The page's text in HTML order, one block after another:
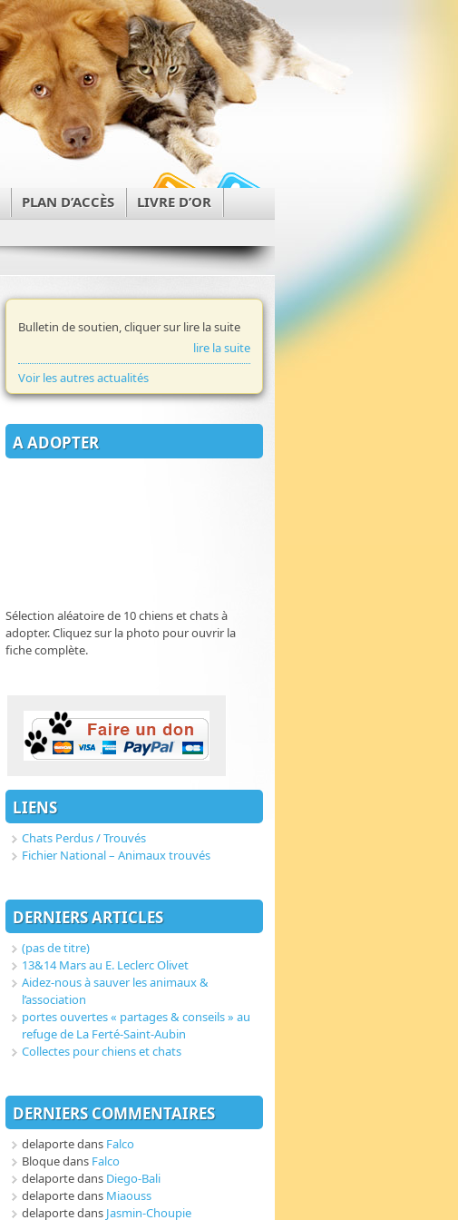
PLAN D’ACCÈS
LIVRE D’OR
Bulletin de soutien, cliquer sur lire la suite
lire la suite
Voir les autres actualités
A ADOPTER
Sélection aléatoire de 10 chiens et chats à
adopter. Cliquez sur la photo pour ouvrir la
fiche complète.
LIENS
Chats Perdus / Trouvés
Fichier National – Animaux trouvés
DERNIERS ARTICLES
(pas de titre)
13&14 Mars au E. Leclerc Olivet
Aidez-nous à sauver les animaux &
l’association
portes ouvertes « partages & conseils » au
refuge de La Ferté-Saint-Aubin
Collectes pour chiens et chats
DERNIERS COMMENTAIRES
delaportedans Falco
Bloquedans Falco
delaportedans Diego-Bali
delaportedans Miaouss
delaportedans Jasmin-Choupie